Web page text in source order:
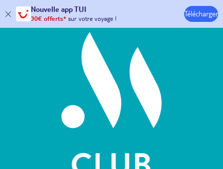
Nouvelle app TUI
30€ offerts*sur votre
avec le code :HAPPYAPP
Télécharger
Hôtels & Clubs